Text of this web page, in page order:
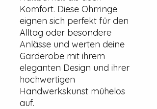
Komfort. Diese Ohrringe
eignen sich perfekt für den
Alltag oder besondere
Anlässe und werten deine
Garderobe mit ihrem
eleganten Design und ihrer
hochwertigen
Handwerkskunst mühelos
auf.